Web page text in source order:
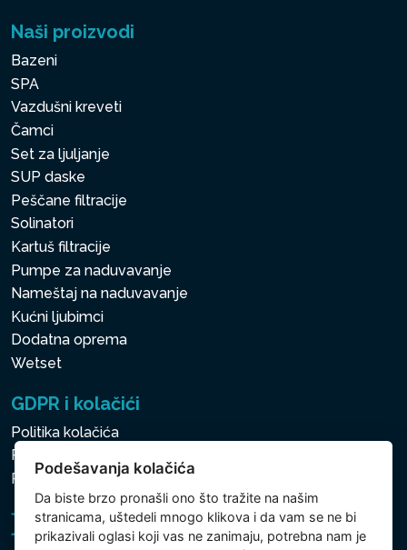
Naši proizvodi
Bazeni
SPA
Vazdušni kreveti
Čamci
Set za ljuljanje
SUP daske
Peščane filtracije
Solinatori
Kartuš filtracije
Pumpe za naduvavanje
Nameštaj na naduvavanje
Kućni ljubimci
Dodatna oprema
Wetset
GDPR i kolačići
Politika kolačića
Politika zaštite ličnih i drugih obrađivanih podataka
Podešavanja kolačića
Podešavanja kolačića
Da biste brzo pronašli ono što tražite na našim
stranicama, uštedeli mnogo klikova i da vam se ne bi
prikazivali oglasi koji vas ne zanimaju, potrebna nam je